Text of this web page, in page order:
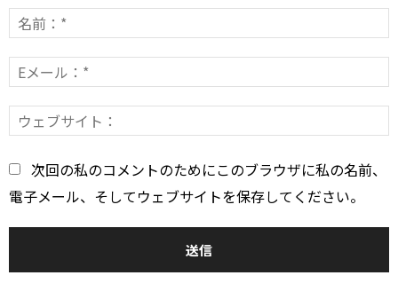
メ
ト：
次回の私のコメントのためにこのブラウザに私の名前、
電子メール、そしてウェブサイトを保存してください。